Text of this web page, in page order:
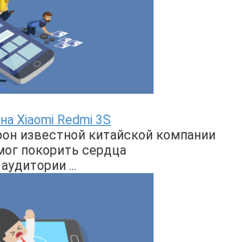
Xiaomi Redmi 3S
известной китайской компании
покорить сердца
...